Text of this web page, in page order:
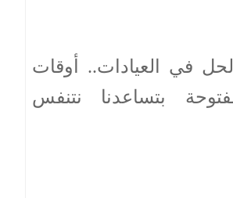
في العيادات.. أوقات
بتساعدنا نتنفس